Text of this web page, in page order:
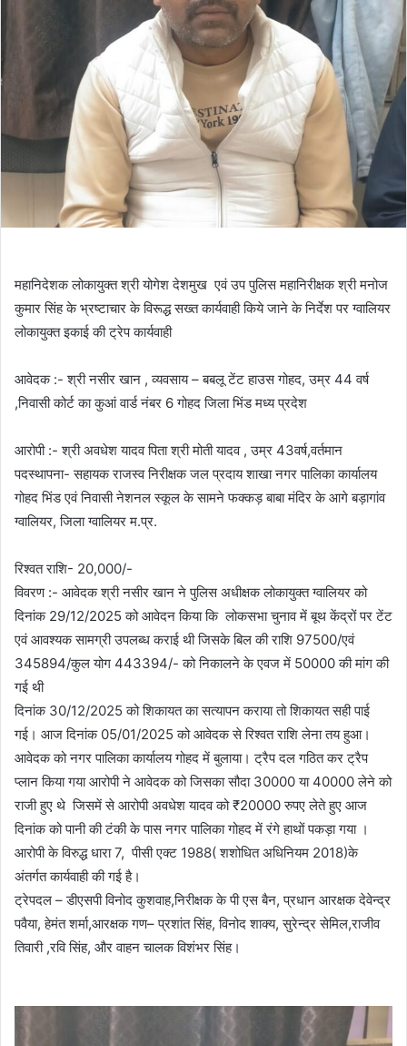
महानिदेशक लोकायुक्त श्री योगेश देशमुख एवं उप पुलिस महानिरीक्षक श्री मनोज
कुमार सिंह के भ्रष्टाचार के विरूद्ध सख्त कार्यवाही किये जाने के निर्देश पर ग्वालियर
लोकायुक्त इकाई की ट्रेप कार्यवाही
आवेदक :- श्री नसीर खान , व्यवसाय – बबलू टेंट हाउस गोहद, उम्र 44 वर्ष
,निवासी कोर्ट का कुआं वार्ड नंबर 6 गोहद जिला भिंड मध्य प्रदेश
आरोपी :- श्री अवधेश यादव पिता श्री मोती यादव , उम्र 43वर्ष,वर्तमान
पदस्थापना- सहायक राजस्व निरीक्षक जल प्रदाय शाखा नगर पालिका कार्यालय
गोहद भिंड एवं निवासी नेशनल स्कूल के सामने फक्कड़ बाबा मंदिर के आगे बड़ागांव
ग्वालियर, जिला ग्वालियर म.प्र.
रिश्वत राशि- 20,000/-
विवरण :- आवेदक श्री नसीर खान ने पुलिस अधीक्षक लोकायुक्त ग्वालियर को
दिनांक 29/12/2025 को आवेदन किया कि लोकसभा चुनाव में बूथ केंद्रों पर टेंट
एवं आवश्यक सामग्री उपलब्ध कराई थी जिसके बिल की राशि 97500/एवं
345894/कुल योग 443394/- को निकालने के एवज में 50000 की मांग की
गई थी
दिनांक 30/12/2025 को शिकायत का सत्यापन कराया तो शिकायत सही पाई
गई। आज दिनांक 05/01/2025 को आवेदक से रिश्वत राशि लेना तय हुआ।
आवेदक को नगर पालिका कार्यालय गोहद में बुलाया। ट्रैप दल गठित कर ट्रैप
प्लान किया गया आरोपी ने आवेदक को जिसका सौदा 30000 या 40000 लेने को
राजी हुए थे जिसमें से आरोपी अवधेश यादव को ₹20000 रुपए लेते हुए आज
दिनांक को पानी की टंकी के पास नगर पालिका गोहद में रंगे हाथों पकड़ा गया ।
आरोपी के विरुद्ध धारा 7, पीसी एक्ट 1988( शशोधित अधिनियम 2018)के
अंतर्गत कार्यवाही की गई है।
ट्रेपदल – डीएसपी विनोद कुशवाह,निरीक्षक के पी एस बैन, प्रधान आरक्षक देवेन्द्र
पवैया, हेमंत शर्मा,आरक्षक गण– प्रशांत सिंह, विनोद शाक्य, सुरेन्द्र सेमिल,राजीव
तिवारी ,रवि सिंह, और वाहन चालक विशंभर सिंह।